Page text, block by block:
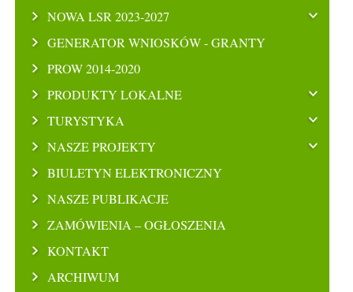
NOWA LSR 2023-2027
GENERATOR WNIOSKÓW - GRANTY
PROW 2014-2020
PRODUKTY LOKALNE
TURYSTYKA
NASZE PROJEKTY
BIULETYN ELEKTRONICZNY
NASZE PUBLIKACJE
ZAMÓWIENIA – OGŁOSZENIA
KONTAKT
ARCHIWUM